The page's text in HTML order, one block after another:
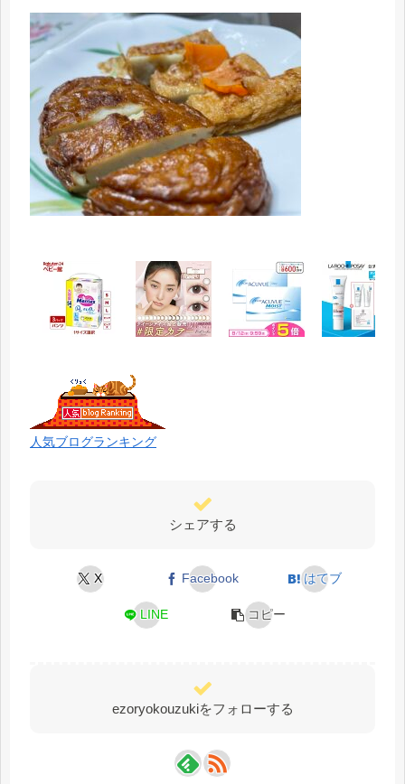
人気ブログランキング
シェアする
X Facebook はてブ
LINE コピー
ezoryokouzukiをフォローする